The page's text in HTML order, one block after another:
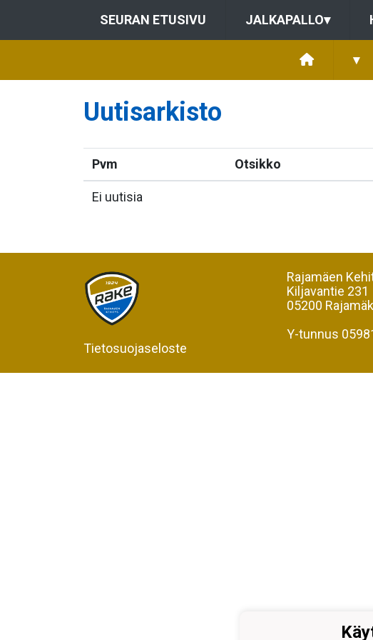
SEURAN ETUSIVU JALKAPALLO▾
▾
Uutisarkisto
Pvm Otsikko
Ei uutisia
Tietosuojaseloste
Rajamäen
Kiljavantie 231
05200
Y-tunnus